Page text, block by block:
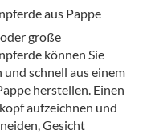
aus Pappe
große
können Sie
und schnell aus einem
herstellen. Einen
aufzeichnen und
Gesicht